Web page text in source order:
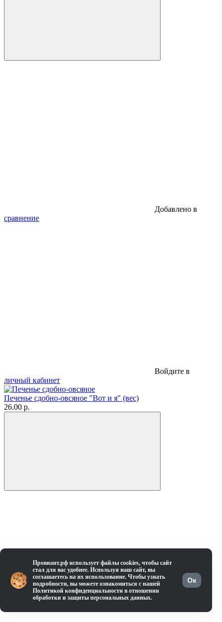
Добавлено в
сравнение
Войдите в
личный кабинет
Печенье сдобно-овсяное "Вот и я" (вес)
26.00 р.
Провиант.рф использует файлы cookies, чтобы сайт
стал для вас удобнее. Используя наш сайт, вы
соглашаетесь на их использование. Чтобы узнать
подробности, вы можете ознакомиться с нашей
Политикой конфиденциальности в отношении
обработки и защиты персональных данных.
Ок